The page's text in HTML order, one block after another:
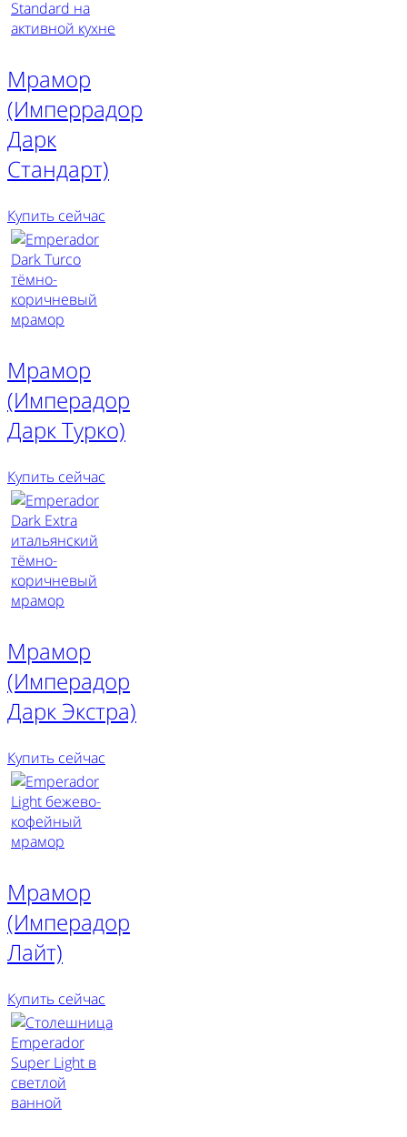
Мрамор
(Имперрадор
Дарк
Стандарт)
Купить сейчас
Мрамор
(Имперадор
Дарк Турко)
Купить сейчас
Мрамор
(Имперадор
Дарк Экстра)
Купить сейчас
Мрамор
(Имперадор
Лайт)
Купить сейчас